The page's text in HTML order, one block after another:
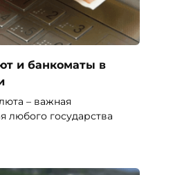
и банкоматы в
– важная
любого государства